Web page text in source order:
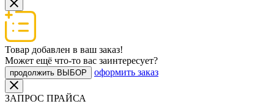
Товар добавлен в ваш заказ!
Может ещё что-то вас заинтересует?
продолжить ВЫБОР оформить заказ
ЗАПРОС ПРАЙСА